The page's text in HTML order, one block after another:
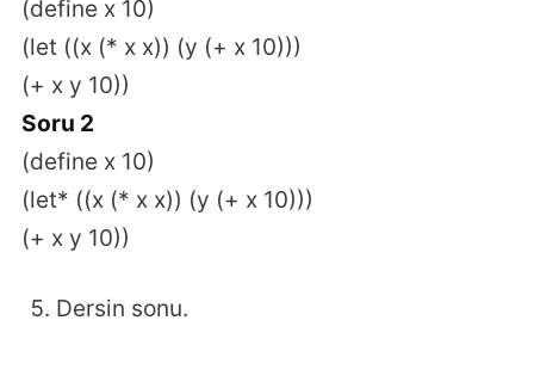
(define x 10)
(let ((x (* x x)) (y (+ x 10)))
(+ x y 10))
Soru 2
(define x 10)
(let* ((x (* x x)) (y (+ x 10)))
(+ x y 10))
Dersin sonu.